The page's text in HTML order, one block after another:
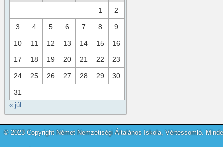
1 2
3 4 5 6 7 8 9
10 11 12 13 14 15 16
17 18 19 20 21 22 23
24 25 26 27 28 29 30
31
« júl
© 2023 Copyright Német Nemzetiségi Általános Iskola, Vértessomló.